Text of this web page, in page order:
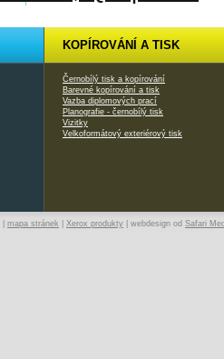
KOPÍROVÁNÍ A TISK
Černobílý tisk a kopírování
Barevné kopírování a tisk
Vazba diplomových prací
Planografie - černobílý tisk
Vizitky
Velkoformátový exteriérový tisk
mapa stránek Xerox produkty | webdesign od Safari